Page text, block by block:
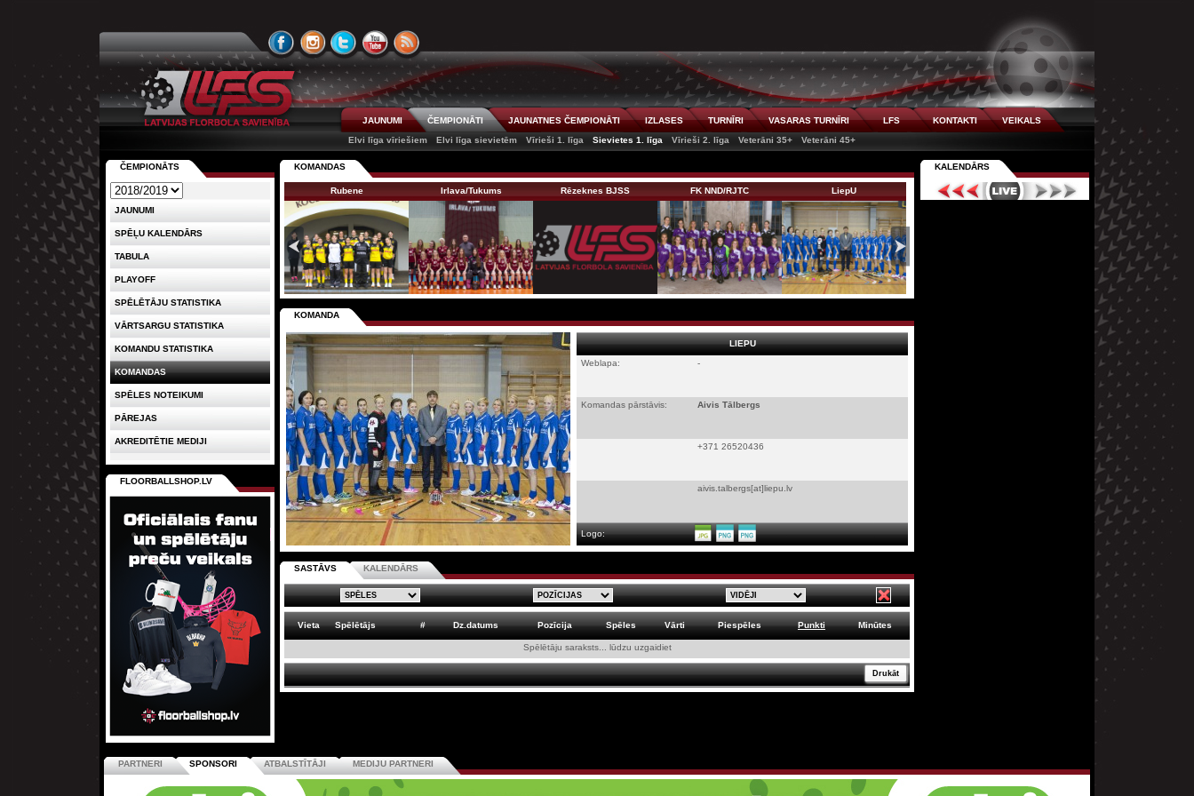
JAUNUMI ČEMPIONĀTI JAUNATNES ČEMPIONĀTI IZLASES TURNĪRI VASARAS TURNĪRI LFS KONTAKTI
VEIKALS
Elvi līga vīriešiem
Elvi līga sievietēm Vīrieši 1. līga Sievietes 1. līga Vīrieši 2. līga Veterāni 35+ Veterāni 45+
KOMANDAS
Rubene Irlava/Tukums Rēzeknes BJSS FK NND/RJTC LiepU
KOMANDA
LIEPU
Weblapa:
-
Komandas pārstāvis: Aivis Tālbergs
+371 26520436
aivis.talbergs[at]liepu.lv
Logo:
SASTĀVS KALENDĀRS
Vieta Spēlētājs # Dz.datums Pozīcija Spēles Vārti Piespēles Punkti Minūtes
Spēlētāju saraksts... lūdzu uzgaidiet
Drukāt
ČEMPIONĀTS
JAUNUMI
SPĒĻU KALENDĀRS
TABULA
PLAYOFF
SPĒLĒTĀJU STATISTIKA
VĀRTSARGU STATISTIKA
KOMANDU STATISTIKA
KOMANDAS
SPĒLES NOTEIKUMI
PĀREJAS
AKREDITĒTIE MEDIJI
FLOORBALLSHOP.LV
KALENDĀRS
PARTNERI SPONSORI ATBALSTĪTĀJI MEDIJU PARTNERI